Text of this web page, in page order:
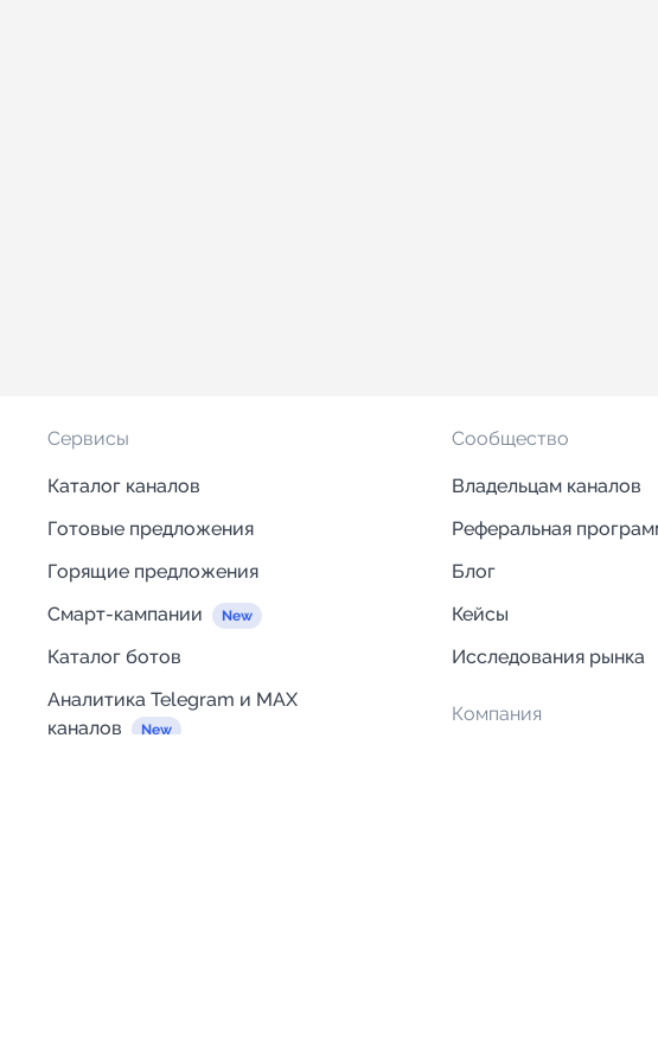
Сервисы
Каталог каналов
Готовые предложения
Горящие предложения
Смарт-кампании
Каталог ботов
Аналитика Telegram и MAX
каналов
Сообщество
Владельцам каналов
Реферальная
Блог
Кейсы
Исследования рынка
Компания